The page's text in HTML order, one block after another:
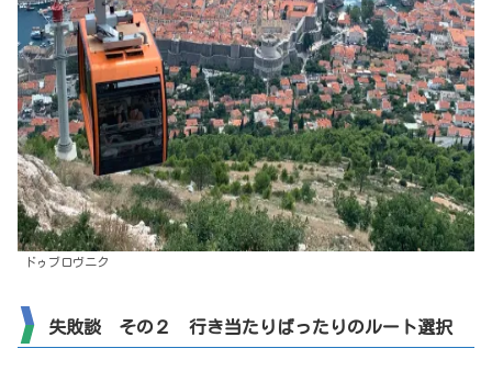
ドゥブロヴニク
失敗談 その２ 行き当たりばったりのルート選択